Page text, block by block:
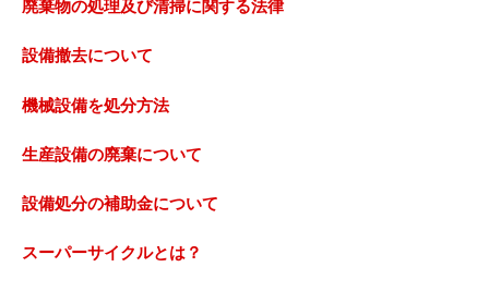
廃棄物の処理及び清掃に関する法律
設備撤去について
機械設備を処分方法
生産設備の廃棄について
設備処分の補助金について
スーパーサイクルとは？